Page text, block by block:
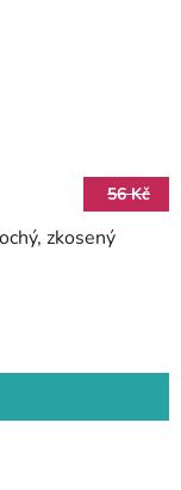
56 Kč
zkosený